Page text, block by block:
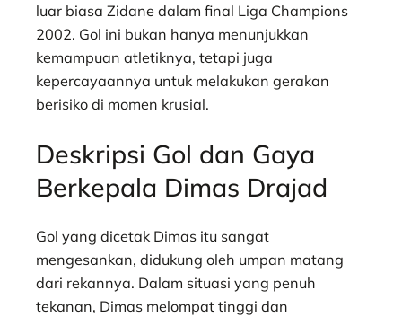
luar biasa Zidane dalam final Liga Champions
2002. Gol ini bukan hanya menunjukkan
kemampuan atletiknya, tetapi juga
kepercayaannya untuk melakukan gerakan
berisiko di momen krusial.
Deskripsi Gol dan Gaya
Berkepala Dimas Drajad
Gol yang dicetak Dimas itu sangat
mengesankan, didukung oleh umpan matang
dari rekannya. Dalam situasi yang penuh
tekanan, Dimas melompat tinggi dan